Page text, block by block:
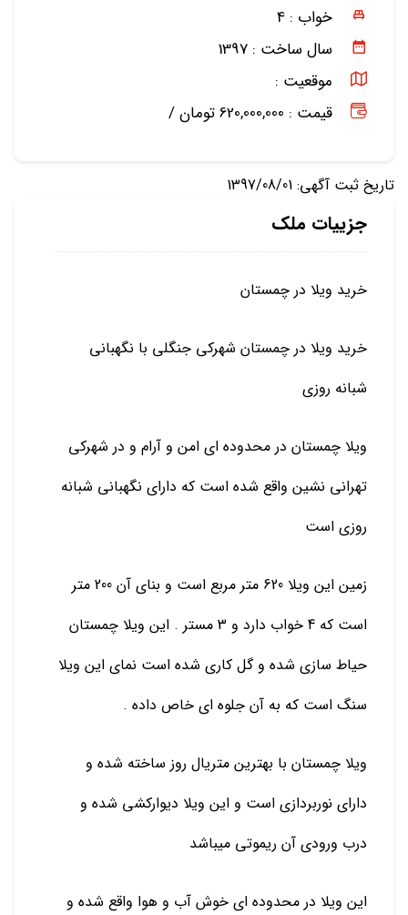
خواب : 4
سال ساخت : 1397
موقعیت :
قیمت : 620,000,000 تومان /
تاریخ ثبت آگهی: 1397/08/01
جزییات ملک
خرید ویلا در چمستان
خرید ویلا در چمستان شهرکی جنگلی با نگهبانی
شبانه روزی
ویلا چمستان در محدوده ای امن و آرام و در شهرکی
تهرانی نشین واقع شده است که دارای نگهبانی شبانه
روزی است
زمین این ویلا 620 متر مربع است و بنای آن 200 متر
است که 4 خواب دارد و 3 مستر . این ویلا چمستان
حیاط سازی شده و گل کاری شده است نمای این ویلا
سنگ است که به آن جلوه ای خاص داده .
ویلا چمستان با بهترین متریال روز ساخته شده و
دارای نوربردازی است و این ویلا دیوارکشی شده و
درب ورودی آن ریموتی میباشد
این ویلا در محدوده ای خوش آب و هوا واقع شده و